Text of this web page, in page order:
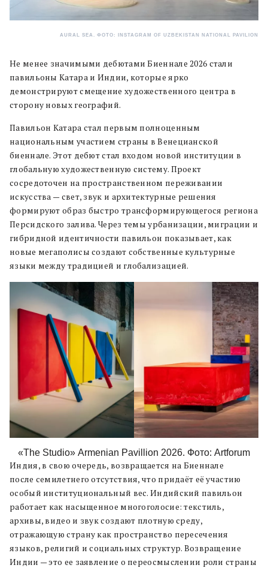
AURAL SEA. ФОТО: INSTAGRAM OF UZBEKISTAN NATIONAL PAVILION
Не менее значимыми дебютами Биеннале 2026 стали
павильоны Катара и Индии, которые ярко
демонстрируют смещение художественного центра в
сторону новых географий.
Павильон Катара стал первым полноценным
национальным участием страны в Венецианской
биеннале. Этот дебют стал входом новой институции в
глобальную художественную систему. Проект
сосредоточен на пространственном переживании
искусства — свет, звук и архитектурные решения
формируют образ быстро трансформирующегося региона
Персидского залива. Через темы урбанизации, миграции и
гибридной идентичности павильон показывает, как
новые мегаполисы создают собственные культурные
языки между традицией и глобализацией.
«The Studio» Armenian Pavillion 2026. Фото: Artforum
Индия, в свою очередь, возвращается на Биеннале
после семилетнего отсутствия, что придаёт её участию
особый институциональный вес. Индийский павильон
работает как насыщенное многоголосие: текстиль,
архивы, видео и звук создают плотную среду,
отражающую страну как пространство пересечения
языков, религий и социальных структур. Возвращение
Индии — это ее заявление о переосмыслении роли страны